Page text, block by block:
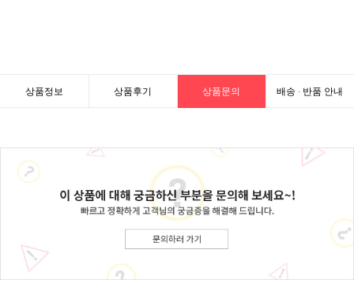
상품정보 상품후기 상품문의 배송 · 반품 안내